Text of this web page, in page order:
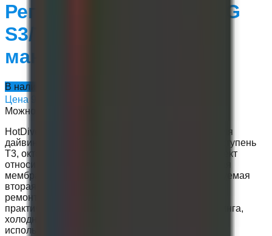
Регулятор HotDive ST3G
S3/T3 с октопусом и
манометром
В наличии
Цена
Можно купить сейчас
HotDive ST3G — полный комплект регулятора для
дайвинга: первая ступень S3, основная вторая ступень
T3, октопус и компактный манометр SPG. Комплект
относится к Apeks-type логике: сбалансированная
мембранная первая ступень с турелью, регулируемая
вторая ступень, хорошая разводка шлангов и
ремонтопригодная сервисная архитектура. Это
практичный комплект HotDive для личного дайвинга,
холодной воды, клубных поездок и регулярного
использования.